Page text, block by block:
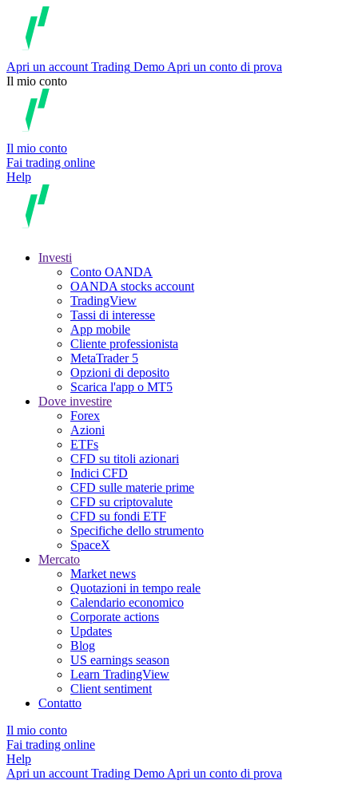
Apri un account Trading Demo Apri un conto di prova
Il mio conto
Il mio conto
Fai trading online
Help
Investi
Conto OANDA
OANDA stocks account
TradingView
Tassi di interesse
App mobile
Cliente professionista
MetaTrader 5
Opzioni di deposito
Scarica l'app o MT5
Dove investire
Forex
Azioni
ETFs
CFD su titoli azionari
Indici CFD
CFD sulle materie prime
CFD su criptovalute
CFD su fondi ETF
Specifiche dello strumento
SpaceX
Mercato
Market news
Quotazioni in tempo reale
Calendario economico
Corporate actions
Updates
Blog
US earnings season
Learn TradingView
Client sentiment
Contatto
Il mio conto
Fai trading online
Help
Apri un account Trading Demo Apri un conto di prova